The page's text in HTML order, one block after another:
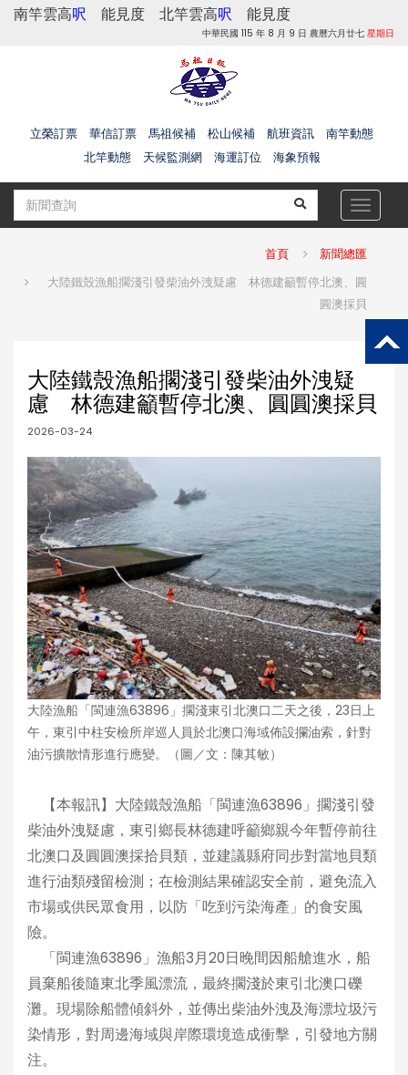
南竿雲高呎 能見度 北竿雲高呎 能見度
中華民國 115 年 8 月 9 日 農曆六月廿七 星期日
立榮訂票 華信訂票 馬祖候補 松山候補 航班資訊
南竿動態
北竿動態
天候監測網 海運訂位 海象預報
Toggle
首頁 新聞總匯
大陸鐵殼漁船擱淺引發柴油外洩疑慮 林德建籲暫停北澳、圓
圓澳採貝
大陸鐵殼漁船擱淺引發柴油外洩疑
慮 林德建籲暫停北澳、圓圓澳採貝
2026-03-24
大陸漁船「閩連漁63896」擱淺東引北澳口二天之後，23日上
午，東引中柱安檢所岸巡人員於北澳口海域佈設攔油索，針對
油污擴散情形進行應變。（圖／文：陳其敏）
【本報訊】大陸鐵殼漁船「閩連漁63896」擱淺引發
柴油外洩疑慮，東引鄉長林德建呼籲鄉親今年暫停前往
北澳口及圓圓澳採拾貝類，並建議縣府同步對當地貝類
進行油類殘留檢測；在檢測結果確認安全前，避免流入
市場或供民眾食用，以防「吃到污染海產」的食安風
險。
「閩連漁63896」漁船3月20日晚間因船艙進水，船
員棄船後隨東北季風漂流，最終擱淺於東引北澳口礫
灘。現場除船體傾斜外，並傳出柴油外洩及海漂垃圾污
染情形，對周邊海域與岸際環境造成衝擊，引發地方關
注。